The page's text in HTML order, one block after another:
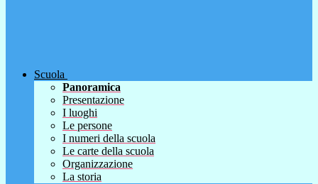
Scuola
Panoramica
Presentazione
I luoghi
Le persone
I numeri della scuola
Le carte della scuola
Organizzazione
La storia